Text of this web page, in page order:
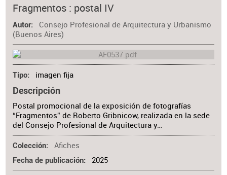
Fragmentos : postal IV
Autor
Consejo Profesional de Arquitectura y Urbanismo
(Buenos Aires)
Tipo imagen fija
Descripción
Postal promocional de la exposición de fotografías
“Fragmentos” de Roberto Gribnicow, realizada en la sede
del Consejo Profesional de Arquitectura y…
Colección Afiches
Fecha de publicación 2025